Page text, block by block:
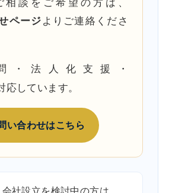
ページよりご連絡くださ
・法人化支援・
応しています。
い合わせはこちら
社設立を検討中の方は、